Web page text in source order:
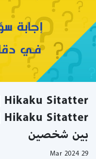
بين شخصين
29 Mar 2024